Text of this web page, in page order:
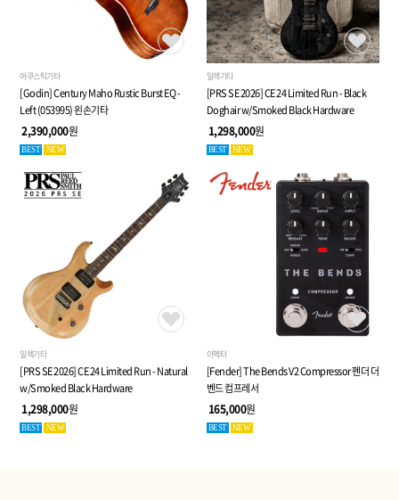
어쿠스틱기타
[Godin] Century Maho Rustic Burst EQ -
Left (053995) 왼손기타
2,390,000원
BEST NEW
일렉기타
[PRS SE 2026] CE 24 Limited Run - Black
Doghair w/Smoked Black Hardware
1,298,000원
BEST NEW
일렉기타
[PRS SE 2026] CE 24 Limited Run - Natural
w/Smoked Black Hardware
1,298,000원
BEST NEW
이펙터
[Fender] The Bends V2 Compressor 펜더 더
벤드 컴프레서
165,000원
BEST NEW